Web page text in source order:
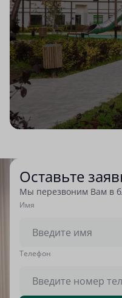
Оставьте
Мы перезвоним Вам в
Имя
Tелефон